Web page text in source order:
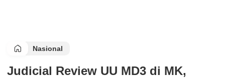
Nasional
Judicial Review UU MD3 di MK,